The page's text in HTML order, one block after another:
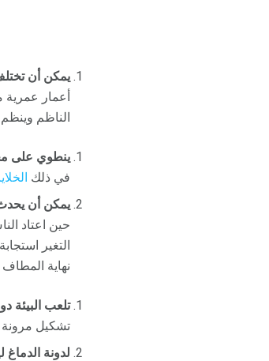
يمكن أن
أعمار عمرية
الناظم
ينطوي على
في ذلك
يمكن أن
حين اعتاد
التغير
نهاية
تلعب البيئة
تشكيل مرونة
لدونة